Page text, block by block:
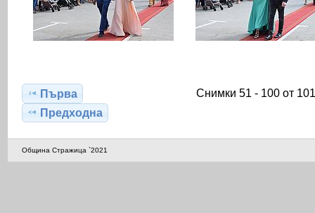
Първа
Предходна
Снимки 51 - 100 от 101
Община Стражица `2021